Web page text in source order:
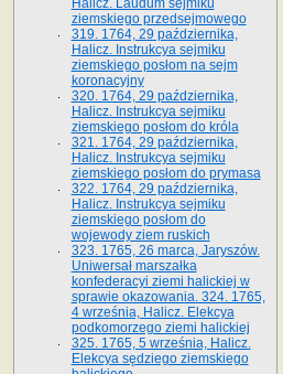
Halicz. Laudum sejmiku
ziemskiego przedsejmowego
319. 1764, 29 października,
Halicz. Instrukcya sejmiku
ziemskiego posłom na sejm
koronacyjny
320. 1764, 29 października,
Halicz. Instrukcya sejmiku
ziemskiego posłom do króla
321. 1764, 29 października,
Halicz. Instrukcya sejmiku
ziemskiego posłom do prymasa
322. 1764, 29 października,
Halicz. Instrukcya sejmiku
ziemskiego posłom do
wojewody ziem ruskich
323. 1765, 26 marca, Jaryszów.
Uniwersał marszałka
konfederacyi ziemi halickiej w
sprawie okazowania. 324. 1765,
4 września, Halicz. Elekcya
podkomorzego ziemi halickiej
325. 1765, 5 września, Halicz.
Elekcya sędziego ziemskiego